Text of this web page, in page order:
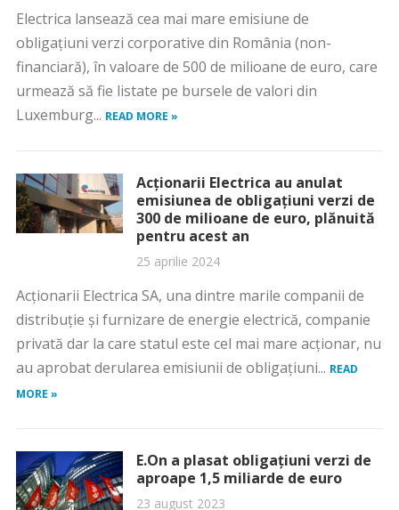
Electrica lansează cea mai mare emisiune de
obligațiuni verzi corporative din România (non-
financiară), în valoare de 500 de milioane de euro, care
urmează să fie listate pe bursele de valori din
Luxemburg... READ MORE »
Acționarii Electrica au anulat
emisiunea de obligațiuni verzi de
300 de milioane de euro, plănuită
pentru acest an
25 aprilie 2024
Acționarii Electrica SA, una dintre marile companii de
distribuție și furnizare de energie electrică, companie
privată dar la care statul este cel mai mare acționar, nu
au aprobat derularea emisiunii de obligațiuni... READ
MORE »
E.On a plasat obligațiuni verzi de
aproape 1,5 miliarde de euro
23 august 2023